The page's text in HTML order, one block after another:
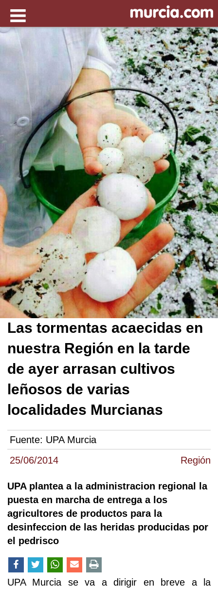
25/06/2014 Región
Las tormentas acaecidas en
nuestra Región en la tarde
de ayer arrasan cultivos
leñosos de varias
localidades Murcianas
Fuente: UPA Murcia
UPA plantea a la administracion regional la
puesta en marcha de entrega a los
agricultores de productos para la
desinfeccion de las heridas producidas por
el pedrisco
UPA Murcia se va a dirigir en breve a la